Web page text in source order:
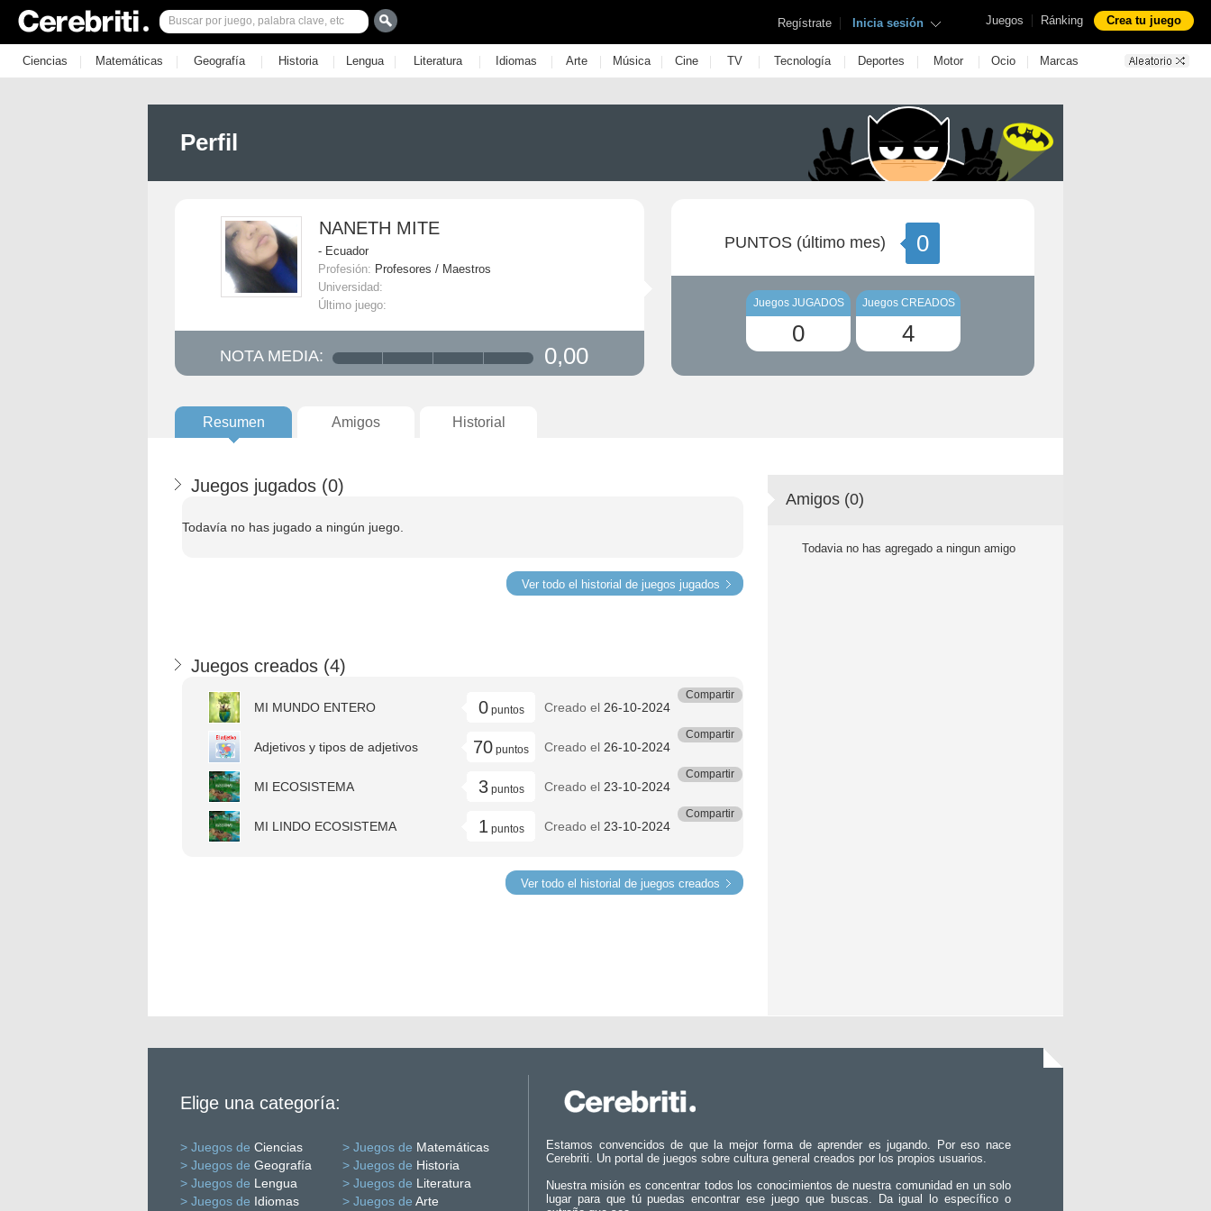
Juegos | Ránking Crea tu juego
Regístrate | Inicia sesión
Ciencias | Matemáticas | Geografía | Historia | Lengua | Literatura | Idiomas | Arte | Música | Cine | TV | Tecnología | Deportes | Motor | Ocio | Marcas
Perfil
NANETH MITE
- Ecuador
Profesión: Profesores / Maestros
Universidad:
Último juego:
NOTA MEDIA: 0,00
PUNTOS (último mes) 0
Juegos JUGADOS
0
Juegos CREADOS
4
Resumen Amigos Historial
Juegos jugados (0)
Todavía no has jugado a ningún juego.
Ver todo el historial de juegos jugados
Juegos creados (4)
MI MUNDO ENTERO 0puntos Creado el 26-10-2024
Compartir
Adjetivos y tipos de adjetivos 70 puntos Creado el 26-10-2024
Compartir
MI ECOSISTEMA 3puntos Creado el 23-10-2024
Compartir
MI LINDO ECOSISTEMA 1puntos Creado el 23-10-2024
Compartir
Ver todo el historial de juegos creados
Amigos (0)
Todavia no has agregado a ningun amigo
Elige una categoría:
> Juegos de Ciencias > Juegos de Matemáticas
> Juegos de Geografía > Juegos de Historia
> Juegos de Lengua > Juegos de Literatura
> Juegos de Idiomas > Juegos de Arte
Estamos convencidos de que la mejor forma de aprender es jugando. Por eso nace
Cerebriti. Un portal de juegos sobre cultura general creados por los propios usuarios.
Nuestra misión es concentrar todos los conocimientos de nuestra comunidad en un solo
lugar para que tú puedas encontrar ese juego que buscas. Da igual lo específico o